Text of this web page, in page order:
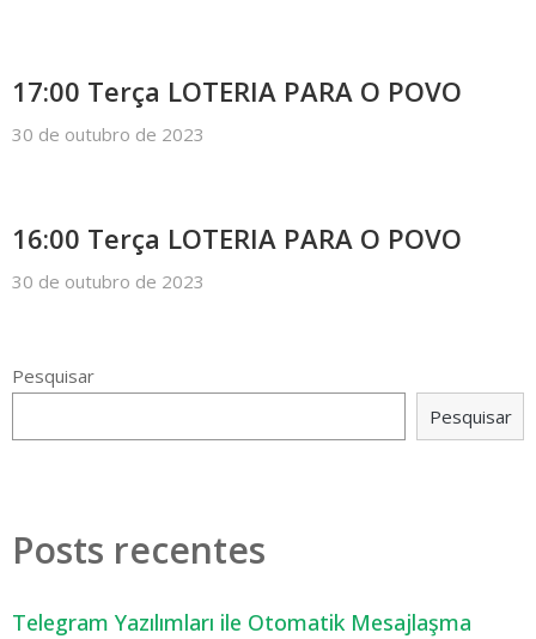
17:00 Terça LOTERIA PARA O POVO
30 de outubro de 2023
16:00 Terça LOTERIA PARA O POVO
30 de outubro de 2023
Pesquisar
Pesquisar
Posts recentes
Telegram Yazılımları ile Otomatik Mesajlaşma